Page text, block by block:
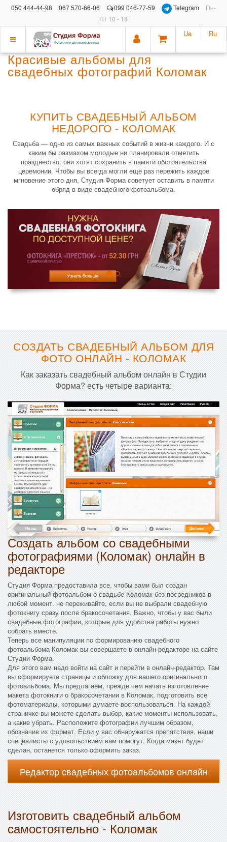
050 444-44-98 067 570-66-06 099 046-77-59 Telegram
Пн-
Пт 10 - 18
Показать
меню
Ua Ru
Красивые альбомы для
свадебных фотографий Коломак
КУПИТЬ СВАДЕБНЫЙ АЛЬБОМ
НЕДОРОГО - КОЛОМАК
Свадьба — одно из самых важных событий в жизни каждого. И с
каким бы размахом молодые ни планировали отметить
празднество, они хотят сохранить в памяти обстоятельства
церемонии. Чтобы вы всегда могли еще раз пережить каждое
мгновение этого дня, Студия Форма советует оставить в памяти
обряд в виде свадебного фотоальбома.
СОЗДАТЬ СВАДЕБНЫЙ АЛЬБОМ ДЛЯ
ФОТО ОНЛАЙН - КОЛОМАК
Как заказать свадебный альбом онлайн в Студии
Форма? есть четыре варианта:
Создать альбом со свадебными
фотографиями (Коломак) онлайн в
редакторе
Студия Форма предоставила все, чтобы вами был создан
оригинальный фотоальбом о свадьбе Коломак без посредников в
любой момент. не переживайте, если вы не выбрали свадебную
фотокнигу сразу после бракосочетания. Важно, чтобы у вас были
свадебные фотографии, которые для удобства работы нужно
собрать вместе.
Теперь все манипуляции по формированию свадебного
фотоальбома Коломак вы совершаете в онлайн-редакторе на сайте
Студии Форма.
Для этого вам надо войти на сайт и перейти в онлайн-редактор. Там
вы сформируете страницы и обложку для вашего оригинального
фотоальбома. Мы предлагаем, прежде чем начать изготовление
макета фотокниги о бракосочетании в Коломак, подготовить все
фотоматериалы, которыми думаете воспользоваться. На каждой
страничке вы можете сделать выбор, какие моменты использовать,
а какие убрать. Расположите фотографии лучшим образом,
обозначив их формат. Если у вас обнаружатся препятствия, наши
специалисты с удовольствием вам помогут. Когда макет будет
сделан, останется только оформить заказ.
Редактор свадебных фотоальбомов онлайн
Изготовить свадебный альбом
самостоятельно - Коломак